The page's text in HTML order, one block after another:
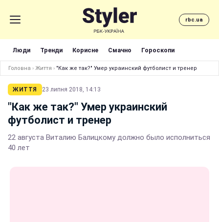
rbc.ua
Люди Тренди Корисне Смачно Гороскопи
Головна › Життя › "Как же так?" Умер украинский футболист и тренер
ЖИТТЯ 23 липня 2018, 14:13
"Как же так?" Умер украинский
футболист и тренер
22 августа Виталию Балицкому должно было исполниться
40 лет